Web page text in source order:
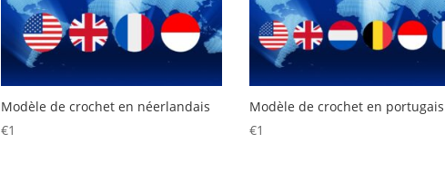
Modèle de crochet en néerlandais
€1
Modèle de crochet en portugais
€1